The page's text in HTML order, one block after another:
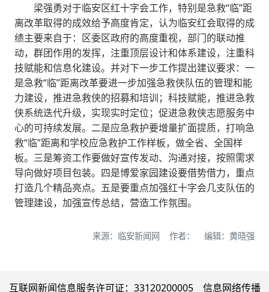
梁强勇对于临安区红十字会工作，特别是急救“临”距
离改革取得的成效给予高度肯定，认为临安红会取得的成
绩主要来自于：区委区政府的高度重视，部门的联动推
动，群团作用的发挥，注重顶层设计和体系建设，注重科
技赋能和信息化建设。并对下一步工作提出建议要求：一
是急救“临”距离改革要进一步加强急救侠队伍的管理和能
力建设，推进急救侠的招募和培训；科技赋能，推进急救
侠系统迭代升级，实现实时定位；促进急救侠志愿服务中
心的可持续发展。二是应急救护要增量扩面提质，打响急
救“临”距离和学校应急救护工作样板，做全省、全国样
板。三是筹资工作要做好宣传发动、沟通对接，按照需求
导向做好项目包装。四是博爱家园建设要借势借力，重点
打造几个精品亮点。五是要重点加强红十字会几支队伍的
管理建设，加强宣传总结，营造工作氛围。
来源：临安新闻网 作者： 编辑：黄晓强
互联网新闻信息服务许可证：33120200005 信息网络传播